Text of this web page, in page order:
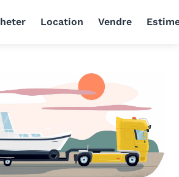
Location Vendre